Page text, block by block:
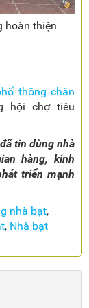
hoàn thiện
thông chân
hội chợ tiêu
tin dùng nhà
hàng, kinh
triển mạnh
nhà bạt,
, Nhà bạt